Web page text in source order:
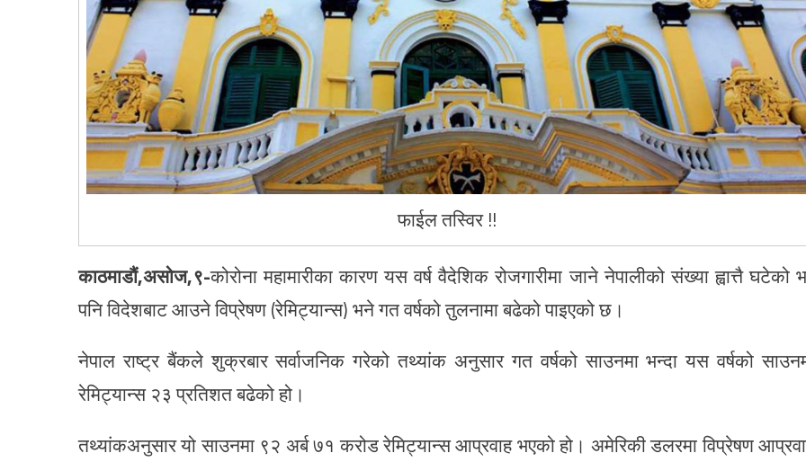
फाईल तस्विर !!
काठमाडौं,असोज,९-कोरोना महामारीका कारण यस वर्ष वैदेशिक रोजगारीमा जाने नेपालीको संख्या ह्वात्तै घटेको
पनि विदेशबाट आउने विप्रेषण (रेमिट्यान्स) भने गत वर्षको तुलनामा बढेको पाइएको छ।
नेपाल राष्ट्र बैंकले शुक्रबार सर्वाजनिक गरेको तथ्यांक अनुसार गत वर्षको साउनमा भन्दा यस वर्षको
रेमिट्यान्स २३ प्रतिशत बढेको हो।
तथ्यांकअनुसार यो साउनमा ९२ अर्ब ७१ करोड रेमिट्यान्स आप्रवाह भएको हो। अमेरिकी डलरमा विप्रेषण